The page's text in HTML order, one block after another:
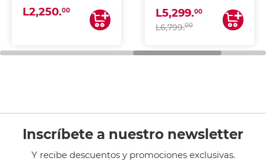
L2,250.00
ESCANEA)
L5,299.00
L6,799.00
Inscríbete a nuestro newsletter
Y recibe descuentos y promociones exclusivas.